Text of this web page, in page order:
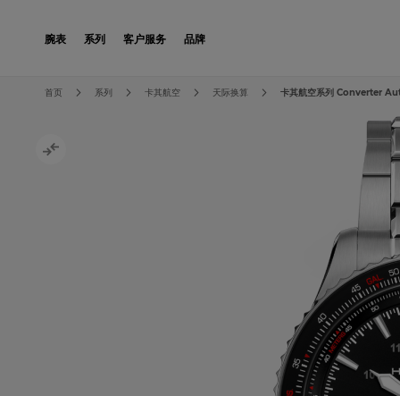
腕表 系列 客户服务 品牌
Skip to the beginning of the images gallery
首页 系列 卡其航空 天际换算 卡其航空系列 Converter